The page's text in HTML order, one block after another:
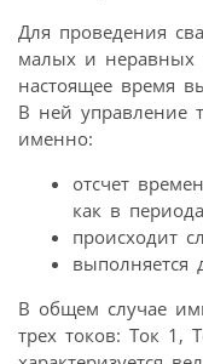
Для проведения
малых и неравных
настоящее время
В ней управление
именно:
отсчет
как в
происходит
выполняется
В общем случае
трех токов: Ток 1,